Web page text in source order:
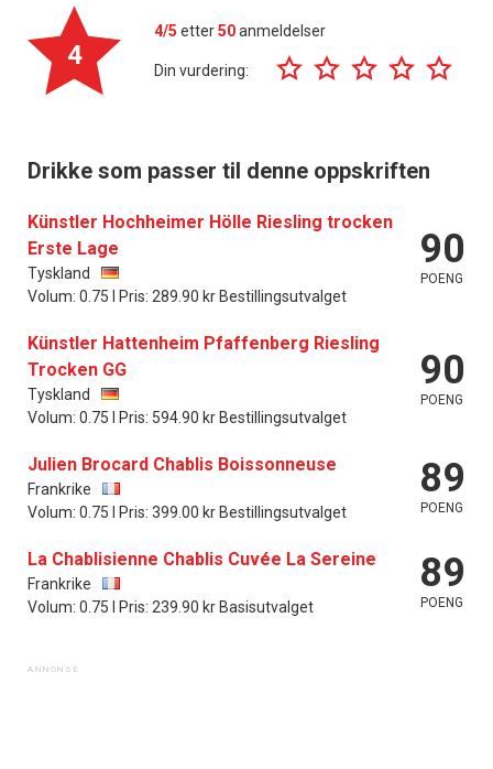
4
4/5 etter50anmeldelser
Din vurdering:
Drikke som passer til denne oppskriften
Künstler Hochheimer Hölle Riesling trocken
Erste Lage
Tyskland
Volum: 0.75 l Pris: 289.90 kr Bestillingsutvalget
90
POENG
Künstler Hattenheim Pfaffenberg Riesling
Trocken GG
Tyskland
Volum: 0.75 l Pris: 594.90 kr Bestillingsutvalget
90
POENG
Julien Brocard Chablis Boissonneuse
Frankrike
Volum: 0.75 l Pris: 399.00 kr Bestillingsutvalget
89
POENG
La Chablisienne Chablis Cuvée La Sereine
Frankrike
Volum: 0.75 l Pris: 239.90 kr Basisutvalget
89
POENG